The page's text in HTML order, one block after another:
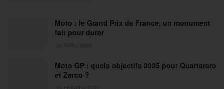
Moto : le Grand Prix de France, un monument
fait pour durer
Moto GP : quels objectifs 2025 pour Quartararo
et Zarco ?